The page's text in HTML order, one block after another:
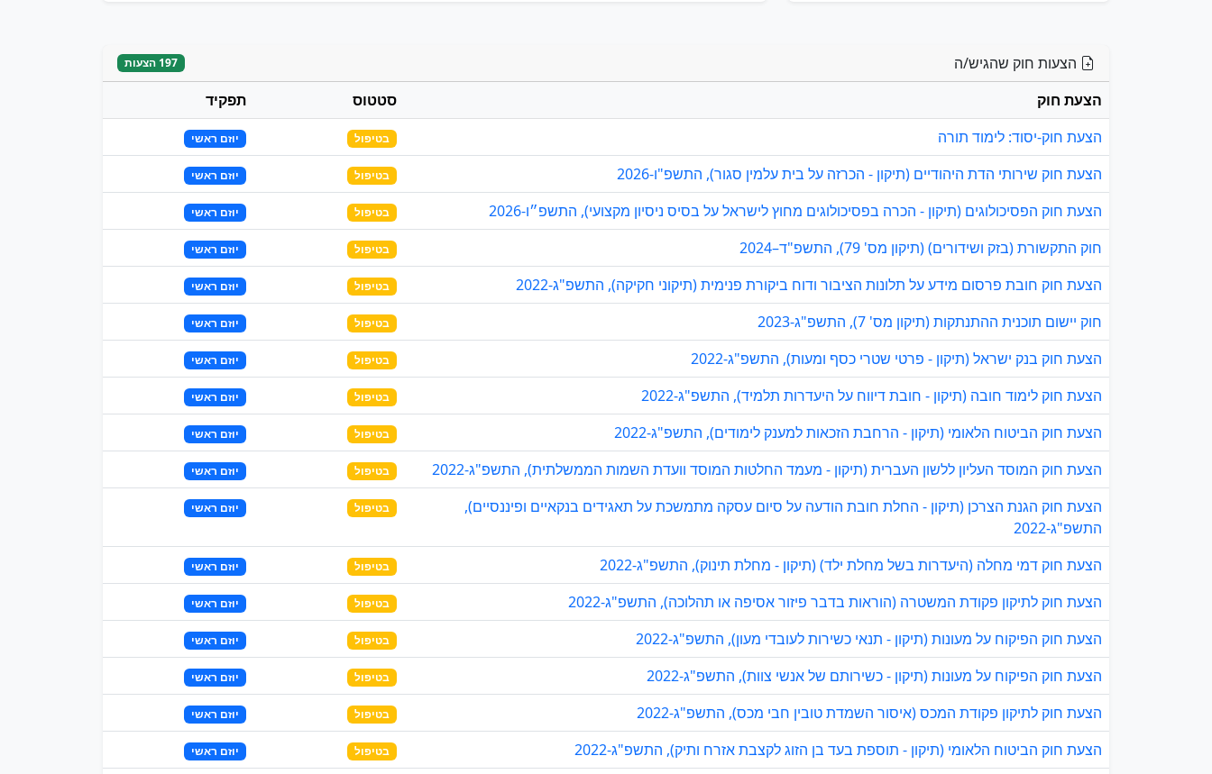
הצעות חוק שהגיש/ה 197 הצעות
הצעת חוק סטטוס
תפקיד
הצעת חוק-יסוד: לימוד תורה
בטיפול יוזם ראשי
הצעת חוק שירותי הדת היהודיים (תיקון - הכרזה על בית עלמין סגור), התשפ"ו-2026 בטיפול יוזם ראשי
הצעת חוק הפסיכולוגים (תיקון - הכרה בפסיכולוגים מחוץ לישראל על בסיס ניסיון מקצועי), התשפ״ו-2026 בטיפול יוזם ראשי
חוק התקשורת (בזק ושידורים) (תיקון מס' 79), התשפ"ד–2024 בטיפול יוזם ראשי
הצעת חוק חובת פרסום מידע על תלונות הציבור ודוח ביקורת פנימית (תיקוני חקיקה), התשפ"ג-2022 בטיפול יוזם ראשי
חוק יישום תוכנית ההתנתקות (תיקון מס' 7), התשפ"ג-2023 בטיפול יוזם ראשי
הצעת חוק בנק ישראל (תיקון - פרטי שטרי כסף ומעות), התשפ"ג-2022 בטיפול יוזם ראשי
הצעת חוק לימוד חובה (תיקון - חובת דיווח על היעדרות תלמיד), התשפ"ג-2022 בטיפול יוזם ראשי
הצעת חוק הביטוח הלאומי (תיקון - הרחבת הזכאות למענק לימודים), התשפ"ג-2022 בטיפול יוזם ראשי
הצעת חוק המוסד העליון ללשון העברית (תיקון - מעמד החלטות המוסד וועדת השמות הממשלתית), התשפ"ג-2022 בטיפול יוזם ראשי
הצעת חוק הגנת הצרכן (תיקון - החלת חובת הודעה על סיום עסקה מתמשכת על תאגידים בנקאיים ופיננסיים),
התשפ"ג-2022
בטיפול יוזם ראשי
הצעת חוק דמי מחלה (היעדרות בשל מחלת ילד) (תיקון - מחלת תינוק), התשפ"ג-2022 בטיפול יוזם ראשי
הצעת חוק לתיקון פקודת המשטרה (הוראות בדבר פיזור אסיפה או תהלוכה), התשפ"ג-2022 בטיפול יוזם ראשי
הצעת חוק הפיקוח על מעונות (תיקון - תנאי כשירות לעובדי מעון), התשפ"ג-2022 בטיפול יוזם ראשי
הצעת חוק הפיקוח על מעונות (תיקון - כשירותם של אנשי צוות), התשפ"ג-2022 בטיפול יוזם ראשי
הצעת חוק לתיקון פקודת המכס (איסור השמדת טובין חבי מכס), התשפ"ג-2022 בטיפול יוזם ראשי
הצעת חוק הביטוח הלאומי (תיקון - תוספת בעד בן הזוג לקצבת אזרח ותיק), התשפ"ג-2022 בטיפול יוזם ראשי